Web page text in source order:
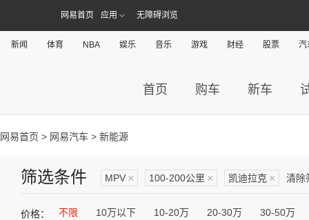
网易首页 应用 无障碍浏览
新闻 体育 NBA 娱乐 音乐 游戏 财经 股票 汽
首页 购车 新车
网易首页 > 网易汽车 > 新能源
筛选条件 MPV × 100-200公里 × 凯迪拉克 × 清除
价格： 不限 10万以下 10-20万 20-30万 30-50万